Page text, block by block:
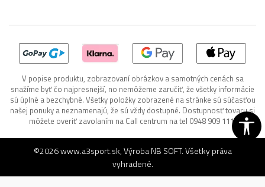
V popise produktu, zobrazovaní obrázkov a samotných cenách sa
snažíme byť čo najpresnejší, no nemôžeme zaručiť, že všetky informácie
sú úplné a bezchybné. Všetky položky zobrazené na stránke sú súčasťou
našej ponuky a neznamenajú, že sú vždy dostupné. Dostupnosť tovaru si
môžete overiť zavolaním na Call centrum na tel 0948 909 111.
©2026www.a3sport.sk, VýrobaNB SOFT. Všetky práva
vyhradené.